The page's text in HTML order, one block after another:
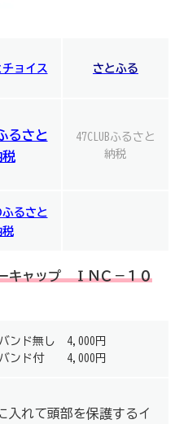
チョイス さとふる
るさと
47CLUBふるさと
納税
るさと
税
キャップ ＩＮＣ－１０
ンド無し 4,000円
ンド付 4,000円
入れて頭部を保護するイ